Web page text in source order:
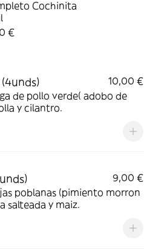
Cochinita
€
10,00 €
de pollo verde( adobo de
y cilantro.
9,00 €
poblanas (pimiento morron
salteada y maiz.